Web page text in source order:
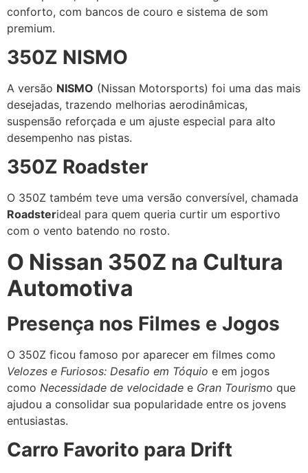
conforto, com bancos de couro e sistema de som
premium.
350Z NISMO
A versão NISMO (Nissan Motorsports) foi uma das mais
desejadas, trazendo melhorias aerodinâmicas,
suspensão reforçada e um ajuste especial para alto
desempenho nas pistas.
350Z Roadster
O 350Z também teve uma versão conversível, chamada
Roadsterideal para quem queria curtir um esportivo
com o vento batendo no rosto.
O Nissan 350Z na Cultura
Automotiva
Presença nos Filmes e Jogos
O 350Z ficou famoso por aparecer em filmes como
Velozes e Furiosos: Desafio em Tóquio e em jogos
como Necessidade de velocidade e Gran Tourismo que
ajudou a consolidar sua popularidade entre os jovens
entusiastas.
Carro Favorito para Drift